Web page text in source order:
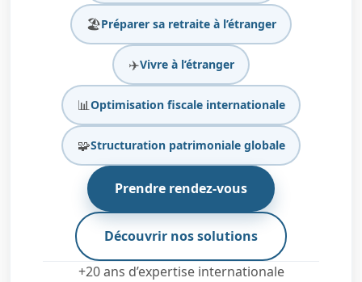
🏖️Préparer sa retraite à l’étranger
✈️Vivre à l’étranger
📊Optimisation fiscale internationale
🧩Structuration patrimoniale globale
Prendre rendez-vous
Découvrir nos solutions
+20 ans d’expertise internationale